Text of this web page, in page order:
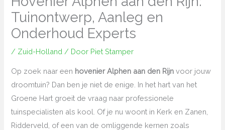
Tuinontwerp, Aanleg en
Onderhoud Experts
/ Zuid-Holland / Door Piet Stamper
Op zoek naar een hovenier Alphen aan den Rijn voor jouw
droomtuin? Dan ben je niet de enige. In het hart van het
Groene Hart groeit de vraag naar professionele
tuinspecialisten als kool. Of je nu woont in Kerk en Zanen,
Ridderveld, of een van de omliggende kernen zoals